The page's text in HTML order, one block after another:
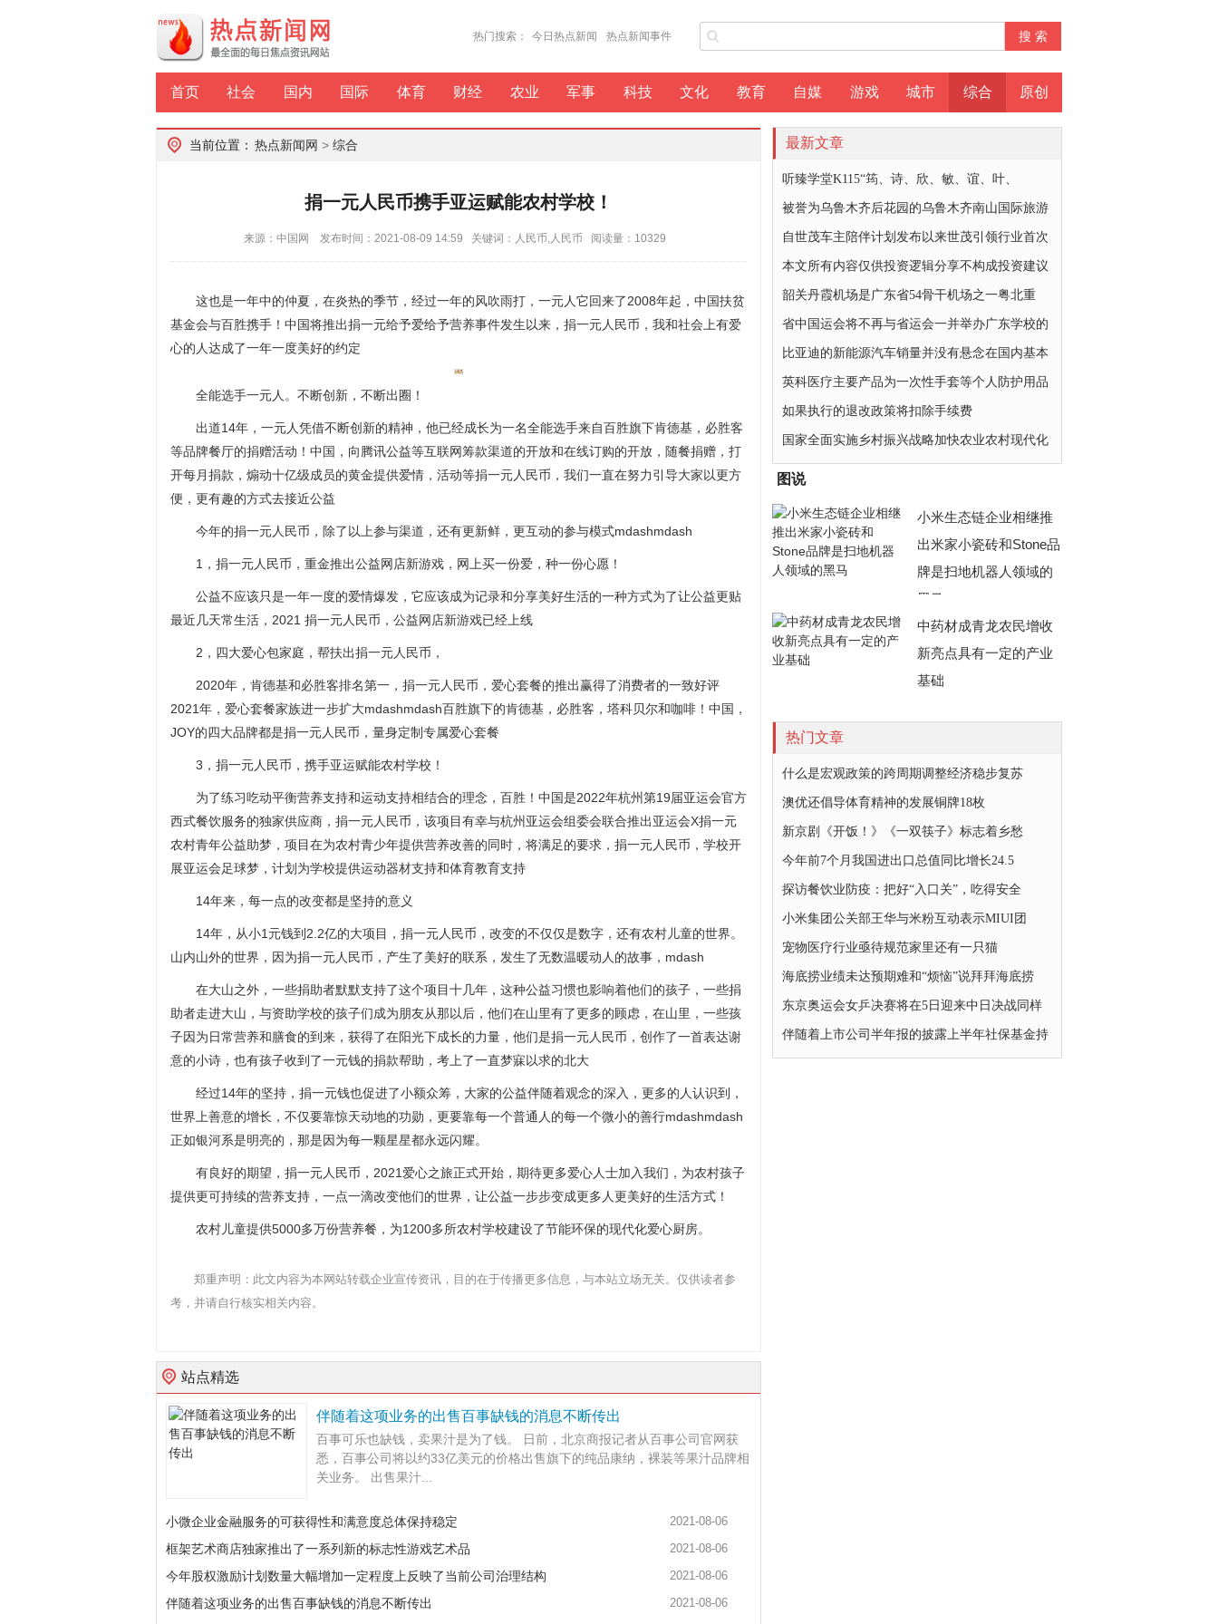
热门搜索： 今日热点新闻 热点新闻事件
首页 社会 国内 国际 体育 财经 农业 军事 科技 文化 教育 自媒 游戏 城市 综合 原创
当前位置： 热点新闻网 > 综合
捐一元人民币携手亚运赋能农村学校！
来源：中国网 发布时间：2021-08-09 14:59 关键词：人民币,人民币 阅读量：10329
这也是一年中的仲夏，在炎热的季节，经过一年的风吹雨打，一元人它回来了2008年起，中国扶贫
基金会与百胜携手！中国将推出捐一元给予爱给予营养事件发生以来，捐一元人民币，我和社会上有爱
心的人达成了一年一度美好的约定
全能选手一元人。不断创新，不断出圈！
出道14年，一元人凭借不断创新的精神，他已经成长为一名全能选手来自百胜旗下肯德基，必胜客
等品牌餐厅的捐赠活动！中国，向腾讯公益等互联网筹款渠道的开放和在线订购的开放，随餐捐赠，打
开每月捐款，煽动十亿级成员的黄金提供爱情，活动等捐一元人民币，我们一直在努力引导大家以更方
便，更有趣的方式去接近公益
今年的捐一元人民币，除了以上参与渠道，还有更新鲜，更互动的参与模式mdashmdash
1，捐一元人民币，重金推出公益网店新游戏，网上买一份爱，种一份心愿！
公益不应该只是一年一度的爱情爆发，它应该成为记录和分享美好生活的一种方式为了让公益更贴
最近几天常生活，2021 捐一元人民币，公益网店新游戏已经上线
2，四大爱心包家庭，帮扶出捐一元人民币，
2020年，肯德基和必胜客排名第一，捐一元人民币，爱心套餐的推出赢得了消费者的一致好评
2021年，爱心套餐家族进一步扩大mdashmdash百胜旗下的肯德基，必胜客，塔科贝尔和咖啡！中国，
JOY的四大品牌都是捐一元人民币，量身定制专属爱心套餐
3，捐一元人民币，携手亚运赋能农村学校！
为了练习吃动平衡营养支持和运动支持相结合的理念，百胜！中国是2022年杭州第19届亚运会官方
西式餐饮服务的独家供应商，捐一元人民币，该项目有幸与杭州亚运会组委会联合推出亚运会X捐一元
农村青年公益助梦，项目在为农村青少年提供营养改善的同时，将满足的要求，捐一元人民币，学校开
展亚运会足球梦，计划为学校提供运动器材支持和体育教育支持
14年来，每一点的改变都是坚持的意义
14年，从小1元钱到2.2亿的大项目，捐一元人民币，改变的不仅仅是数字，还有农村儿童的世界。
山内山外的世界，因为捐一元人民币，产生了美好的联系，发生了无数温暖动人的故事，mdash
在大山之外，一些捐助者默默支持了这个项目十几年，这种公益习惯也影响着他们的孩子，一些捐
助者走进大山，与资助学校的孩子们成为朋友从那以后，他们在山里有了更多的顾虑，在山里，一些孩
子因为日常营养和膳食的到来，获得了在阳光下成长的力量，他们是捐一元人民币，创作了一首表达谢
意的小诗，也有孩子收到了一元钱的捐款帮助，考上了一直梦寐以求的北大
经过14年的坚持，捐一元钱也促进了小额众筹，大家的公益伴随着观念的深入，更多的人认识到，
世界上善意的增长，不仅要靠惊天动地的功勋，更要靠每一个普通人的每一个微小的善行mdashmdash
正如银河系是明亮的，那是因为每一颗星星都永远闪耀。
有良好的期望，捐一元人民币，2021爱心之旅正式开始，期待更多爱心人士加入我们，为农村孩子
提供更可持续的营养支持，一点一滴改变他们的世界，让公益一步步变成更多人更美好的生活方式！
农村儿童提供5000多万份营养餐，为1200多所农村学校建设了节能环保的现代化爱心厨房。
郑重声明：此文内容为本网站转载企业宣传资讯，目的在于传播更多信息，与本站立场无关。仅供读者参
考，并请自行核实相关内容。
站点精选
伴随着这项业务的出售百事缺钱的消息不断传出
百事可乐也缺钱，卖果汁是为了钱。 日前，北京商报记者从百事公司官网获
悉，百事公司将以约33亿美元的价格出售旗下的纯品康纳，裸装等果汁品牌相
关业务。 出售果汁...
小微企业金融服务的可获得性和满意度总体保持稳定 2021-08-06
框架艺术商店独家推出了一系列新的标志性游戏艺术品 2021-08-06
今年股权激励计划数量大幅增加一定程度上反映了当前公司治理结构 2021-08-06
伴随着这项业务的出售百事缺钱的消息不断传出 2021-08-06
最新文章
听臻学堂K115“筠、诗、欣、敏、谊、叶、
被誉为乌鲁木齐后花园的乌鲁木齐南山国际旅游
自世茂车主陪伴计划发布以来世茂引领行业首次
本文所有内容仅供投资逻辑分享不构成投资建议
韶关丹霞机场是广东省54骨干机场之一粤北重
省中国运会将不再与省运会一并举办广东学校的
比亚迪的新能源汽车销量并没有悬念在国内基本
英科医疗主要产品为一次性手套等个人防护用品
如果执行的退改政策将扣除手续费
国家全面实施乡村振兴战略加快农业农村现代化
图说
小米生态链企业相继推
出米家小瓷砖和Stone品
牌是扫地机器人领域的
黑马
中药材成青龙农民增收
新亮点具有一定的产业
基础
热门文章
什么是宏观政策的跨周期调整经济稳步复苏
澳优还倡导体育精神的发展铜牌18枚
新京剧《开饭！》《一双筷子》标志着乡愁
今年前7个月我国进出口总值同比增长24.5
探访餐饮业防疫：把好“入口关”，吃得安全
小米集团公关部王华与米粉互动表示MIUI团
宠物医疗行业亟待规范家里还有一只猫
海底捞业绩未达预期难和“烦恼”说拜拜海底捞
东京奥运会女乒决赛将在5日迎来中日决战同样
伴随着上市公司半年报的披露上半年社保基金持